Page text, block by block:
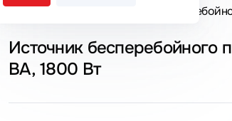
Главная
Источник бесперебойного
ВА, 1800 Вт